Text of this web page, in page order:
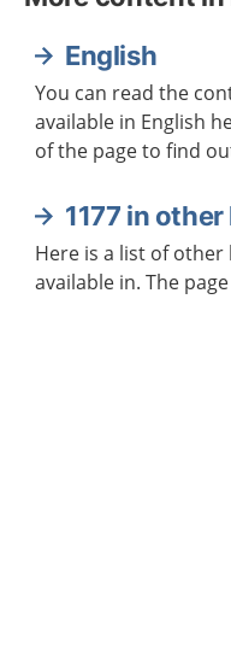
English
You can read the
available in English
of the page to find
1177 in
Here is a list of
available in. The